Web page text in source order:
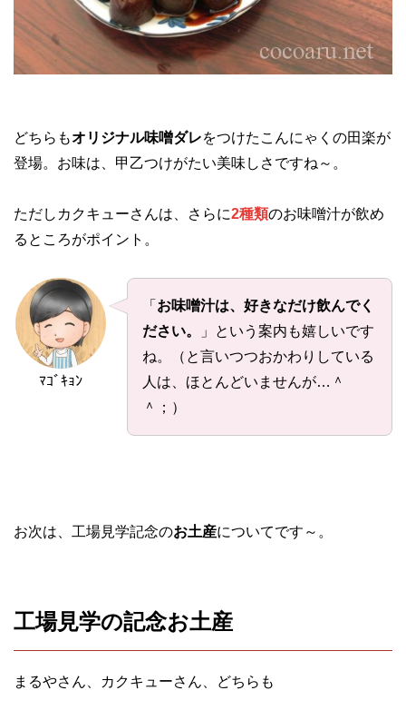
どちらもオリジナル味噌ダレをつけたこんにゃくの田楽が
登場。お味は、甲乙つけがたい美味しさですね～。
ただしカクキューさんは、さらに2種類のお味噌汁が飲め
るところがポイント。
ﾏｺﾞｷｮﾝ
「 お味噌汁は、好きなだけ飲んでく
ださい。
」という案内も嬉しいです
ね。（と言いつつおかわりしている
人は、ほとんどいませんが…＾
＾；）
お次は、工場見学記念のお土産についてです～。
工場見学の記念お土産
まるやさん、カクキューさん、どちらも